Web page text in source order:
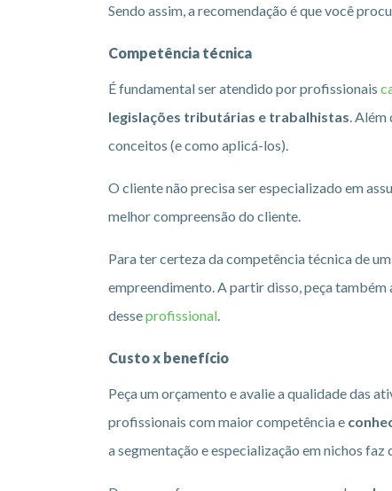
Sendo assim, a recomendação é que você
Competência técnica
É fundamental ser atendido por profissionais
legislações tributárias e trabalhistas. Além
conceitos (e como aplicá-los).
O cliente não precisa ser especializado em
melhor compreensão do cliente.
Para ter certeza da competência técnica de
empreendimento. A partir disso, peça
desseprofissional.
Custo x benefício
Peça um orçamento e avalie a qualidade das
profissionais com maior competência e
a segmentação e especialização em nichos